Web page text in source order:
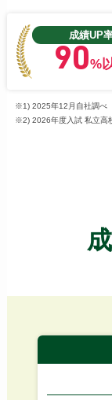
成績UP
90%
※1) 2025年12月自社調べ
※2) 2026年度入試 私立高